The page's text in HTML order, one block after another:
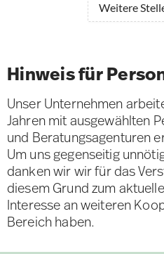
Weitere
Hinweis für
Unser Unternehmen
Jahren mit ausgewählten
und Beratungsagenturen
Um uns gegenseitig
danken wir wir für das
diesem Grund zum
Interesse an weiteren
Bereich haben.